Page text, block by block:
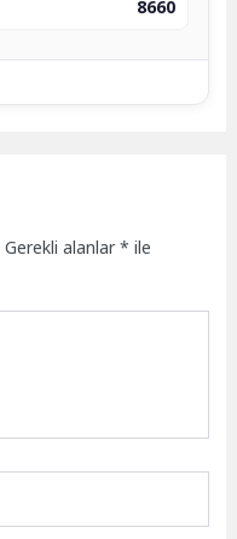
8660
Gerekli alanlar* ile